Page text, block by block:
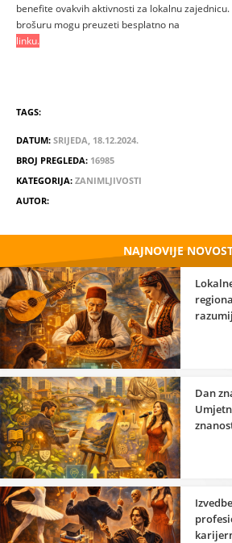
benefite ovakvih aktivnosti za lokalnu
brošuru mogu preuzeti besplatno na
linku.
TAGS:
DATUM: SRIJEDA, 18.12.2024.
BROJ PREGLEDA: 16985
KATEGORIJA: ZANIMLJIVOSTI
AUTOR:
NAJNOVIJE
Dan